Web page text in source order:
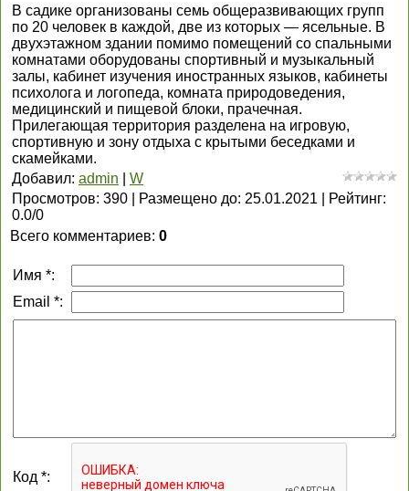
В садике организованы семь общеразвивающих групп
по 20 человек в каждой, две из которых — ясельные. В
двухэтажном здании помимо помещений со спальными
комнатами оборудованы спортивный и музыкальный
залы, кабинет изучения иностранных языков, кабинеты
психолога и логопеда, комната природоведения,
медицинский и пищевой блоки, прачечная.
Прилегающая территория разделена на игровую,
спортивную и зону отдыха с крытыми беседками и
скамейками.
Добавил: admin
W
Просмотров: 390 Размещено до: 25.01.2021 Рейтинг:
0.0/0
Всего комментариев: 0
Имя *:
Email *:
Код *: